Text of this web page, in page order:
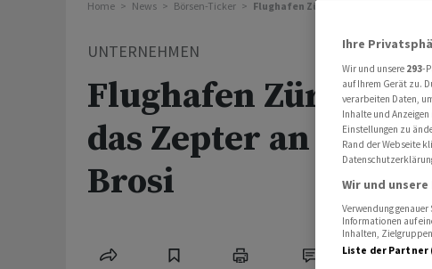
Home News Börsen-Ticker Flughafen Zürich übergibt das
UNTERNEHMEN
Flughafen Zürich
das Zepter an CFO
Brosi
Ihre
Wir und unsere 293-
auf Ihrem Gerät zu.
verarbeiten Daten,
Inhalte und
Einstellungen zu
Rand der Webseite
Wir und
Verwendung
Informationen auf
Inhalten,
Liste der